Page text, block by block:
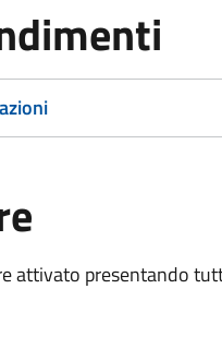
attivato presentando